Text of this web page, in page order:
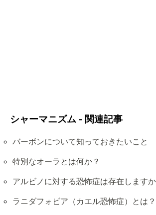
シャーマニズム - 関連記事
バーボンについて知っておきたいこと
特別なオーラとは何か？
アルビノに対する恐怖症は存在しますか
ラニダフォビア（カエル恐怖症）とは